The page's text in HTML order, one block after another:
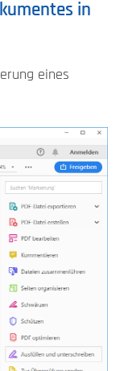
in
eines